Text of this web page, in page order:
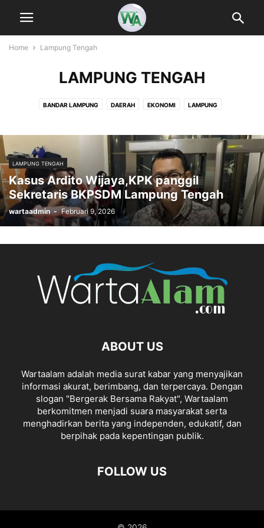
Home Lampung Tengah
LAMPUNG TENGAH
BANDAR LAMPUNG DAERAH EKONOMI LAMPUNG
LAMPUNG TIMUR LAMPUNG UTARA METRO NASIONAL
PERTANIAN PRINGSEWU TANGGAMUS TULANG BAWANG
TULANG BAWANG BARAT UTAMA WAY KANAN
LAMPUNG TENGAH
Kasus Ardito Wijaya,KPK panggil
Sekretaris BKPSDM Lampung Tengah
wartaadmin - Februari 9, 2026
ABOUT US
Wartaalam adalah media surat kabar yang menyajikan
informasi akurat, berimbang, dan terpercaya. Dengan
slogan "Bergerak Bersama Rakyat", Wartaalam
berkomitmen menjadi suara masyarakat serta
menghadirkan berita yang independen, edukatif, dan
berpihak pada kepentingan publik.
FOLLOW US